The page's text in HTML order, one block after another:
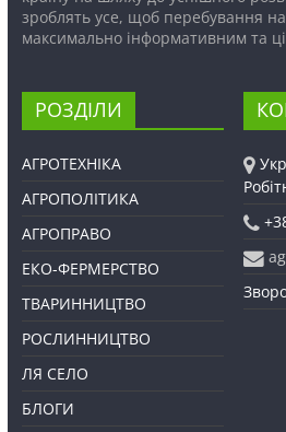
зроблять усе, щоб перебування
максимально інформативним та
РОЗДІЛИ
АГРОТЕХНІКА
АГРОПОЛІТИКА
АГРОПРАВО
ЕКО-ФЕРМЕРСТВО
ТВАРИННИЦТВО
РОСЛИННИЦТВО
ЛЯ СЕЛО
БЛОГИ